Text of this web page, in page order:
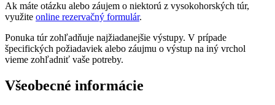
Ak máte otázku alebo záujem o niektorú z vysokohorských túr,
využite online rezervačný formulár.
Ponuka túr zohľadňuje najžiadanejšie výstupy. V prípade
špecifických požiadaviek alebo záujmu o výstup na iný vrchol
vieme zohľadniť vaše potreby.
Všeobecné informácie